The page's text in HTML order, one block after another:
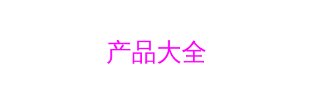
产品大全